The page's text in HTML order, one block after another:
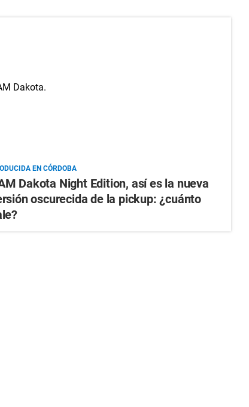
EN CÓRDOBA
Dakota Night Edition, así es la nueva
oscurecida de la pickup: ¿cuánto